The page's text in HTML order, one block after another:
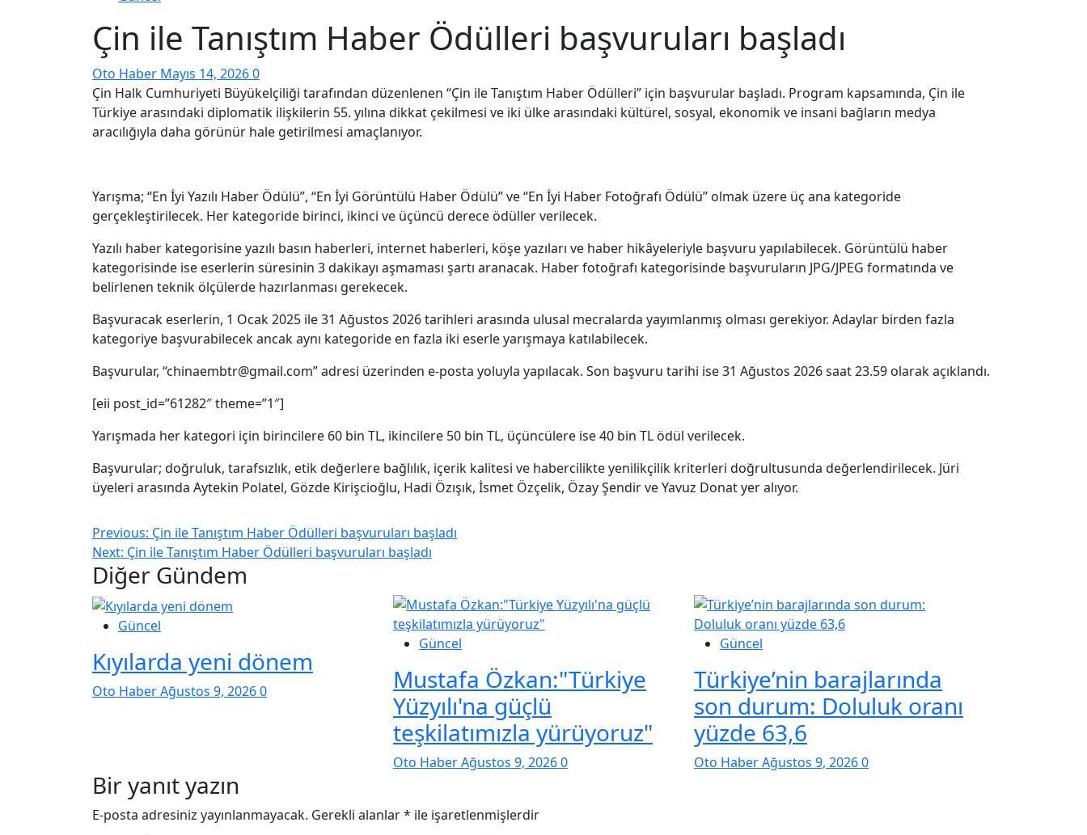
Çin ile Tanıştım Haber Ödülleri başvuruları başladı
Oto Haber Mayıs 14, 20260
Çin Halk Cumhuriyeti Büyükelçiliği tarafından düzenlenen “Çin ile Tanıştım Haber Ödülleri” için başvurular başladı. Program kapsamında, Çin ile
Türkiye arasındaki diplomatik ilişkilerin 55. yılına dikkat çekilmesi ve iki ülke arasındaki kültürel, sosyal, ekonomik ve insani bağların medya
aracılığıyla daha görünür hale getirilmesi amaçlanıyor.
Yarışma; “En İyi Yazılı Haber Ödülü”, “En İyi Görüntülü Haber Ödülü” ve “En İyi Haber Fotoğrafı Ödülü” olmak üzere üç ana kategoride
gerçekleştirilecek. Her kategoride birinci, ikinci ve üçüncü derece ödüller verilecek.
Yazılı haber kategorisine yazılı basın haberleri, internet haberleri, köşe yazıları ve haber hikâyeleriyle başvuru yapılabilecek. Görüntülü haber
kategorisinde ise eserlerin süresinin 3 dakikayı aşmaması şartı aranacak. Haber fotoğrafı kategorisinde başvuruların JPG/JPEG formatında ve
belirlenen teknik ölçülerde hazırlanması gerekecek.
Başvuracak eserlerin, 1 Ocak 2025 ile 31 Ağustos 2026 tarihleri arasında ulusal mecralarda yayımlanmış olması gerekiyor. Adaylar birden fazla
kategoriye başvurabilecek ancak aynı kategoride en fazla iki eserle yarışmaya katılabilecek.
Başvurular, “chinaembtr@gmail.com” adresi üzerinden e-posta yoluyla yapılacak. Son başvuru tarihi ise 31 Ağustos 2026 saat 23.59 olarak açıklandı.
[eii post_id=”61282″ theme=”1″]
Yarışmada her kategori için birincilere 60 bin TL, ikincilere 50 bin TL, üçüncülere ise 40 bin TL ödül verilecek.
Başvurular; doğruluk, tarafsızlık, etik değerlere bağlılık, içerik kalitesi ve habercilikte yenilikçilik kriterleri doğrultusunda değerlendirilecek. Jüri
üyeleri arasında Aytekin Polatel, Gözde Kirişcioğlu, Hadi Özışık, İsmet Özçelik, Özay Şendir ve Yavuz Donat yer alıyor.
Previous: Çin ile Tanıştım Haber Ödülleri başvuruları başladı
Next: Çin ile Tanıştım Haber Ödülleri başvuruları başladı
Diğer Gündem
Güncel
Kıyılarda yeni dönem
Oto HaberAğustos 9, 20260
Güncel
Mustafa Özkan:"Türkiye
Yüzyılı'na güçlü
teşkilatımızla yürüyoruz"
Oto HaberAğustos 9, 20260
Güncel
Türkiye’nin barajlarında
son durum: Doluluk oranı
yüzde 63,6
Oto HaberAğustos 9, 20260
Bir yanıt yazın
E-posta adresiniz yayınlanmayacak. Gerekli alanlar* ile işaretlenmişlerdir